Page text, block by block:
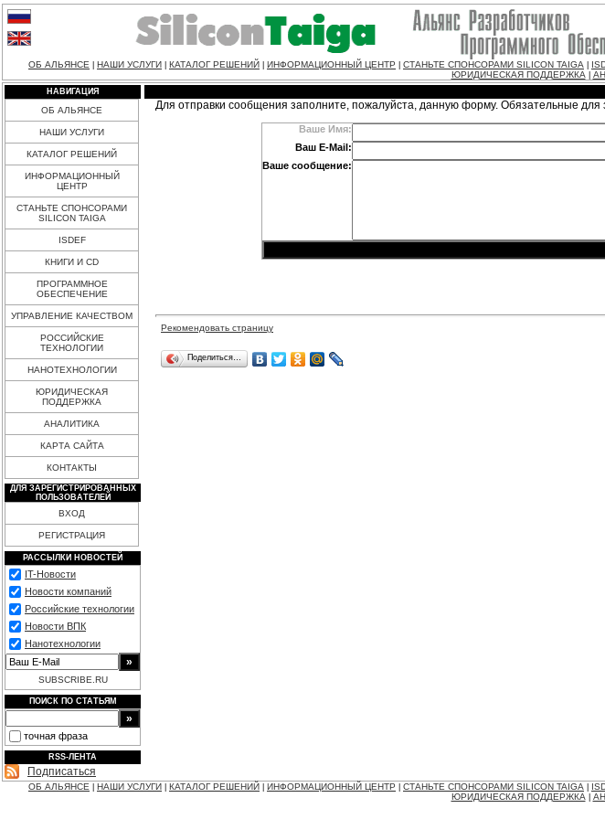
ОБ АЛЬЯНСЕ НАШИ УСЛУГИ КАТАЛОГ РЕШЕНИЙ ИНФОРМАЦИОННЫЙ ЦЕНТР СТАНЬТЕ СПОНСОРАМИ SILICON TAIGA
ЮРИДИЧЕСКАЯ ПОДДЕРЖКА|
НАВИГАЦИЯ
ОБ АЛЬЯНСЕ
НАШИ УСЛУГИ
КАТАЛОГ РЕШЕНИЙ
ИНФОРМАЦИОННЫЙ
ЦЕНТР
СТАНЬТЕ СПОНСОРАМИ
SILICON TAIGA
ISDEF
КНИГИ И CD
ПРОГРАММНОЕ
ОБЕСПЕЧЕНИЕ
УПРАВЛЕНИЕ КАЧЕСТВОМ
РОССИЙСКИЕ
ТЕХНОЛОГИИ
НАНОТЕХНОЛОГИИ
ЮРИДИЧЕСКАЯ
ПОДДЕРЖКА
АНАЛИТИКА
КАРТА САЙТА
КОНТАКТЫ
ДЛЯ ЗАРЕГИСТРИРОВАННЫХ
ПОЛЬЗОВАТЕЛЕЙ
ВХОД
РЕГИСТРАЦИЯ
РАССЫЛКИ НОВОСТЕЙ
IT-Новости
Новости компаний
Российские технологии
Новости ВПК
Нанотехнологии
SUBSCRIBE.RU
ПОИСК ПО СТАТЬЯМ
точная фраза
RSS-ЛЕНТА
Подписаться
Для отправки сообщения заполните, пожалуйста, данную форму. Обязательные
Ваше Имя:
Ваш E-Mail:
Ваше сообщение:
Рекомендовать страницу
Поделиться…
ОБ АЛЬЯНСЕ НАШИ УСЛУГИ КАТАЛОГ РЕШЕНИЙ ИНФОРМАЦИОННЫЙ ЦЕНТР СТАНЬТЕ СПОНСОРАМИ SILICON TAIGA
ЮРИДИЧЕСКАЯ ПОДДЕРЖКА|